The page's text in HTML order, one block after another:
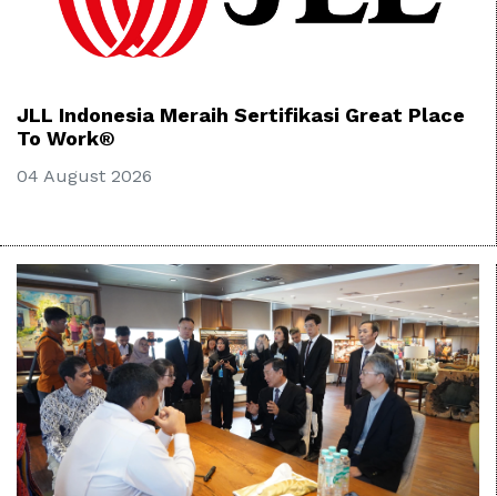
JLL Indonesia Meraih Sertifikasi Great Place
To Work®
04 August 2026